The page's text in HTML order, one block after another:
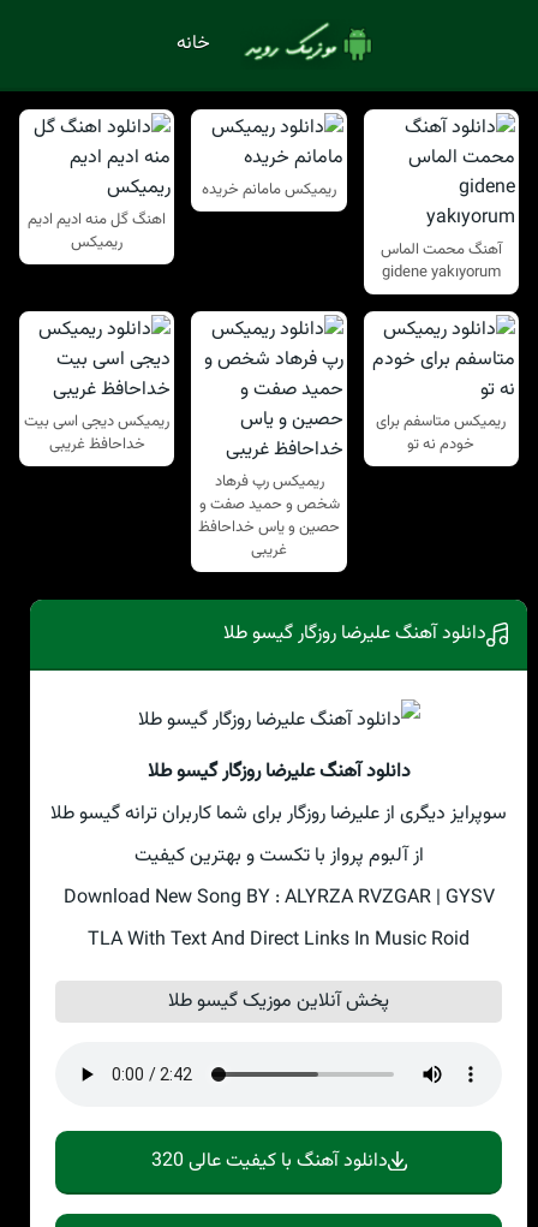
خانه
آهنگ محمت الماس
gidene yakıyorum
ریمیکس مامانم خریده
اهنگ گل منه ادیم ادیم
ریمیکس
ریمیکس متاسفم برای
خودم نه تو
ریمیکس رپ فرهاد
شخص و حمید صفت و
حصین و یاس خداحافظ
غریبی
ریمیکس دیجی اسی بیت
خداحافظ غریبی
دانلود آهنگ علیرضا روزگار گیسو طلا
دانلود آهنگ علیرضا روزگار گیسو طلا
سوپرایز دیگری از علیرضا روزگار برای شما کاربران ترانه گیسو طلا
از آلبوم پرواز با تکست و بهترین کیفیت
Download New Song BY : ALYRZA RVZGAR | GYSV
TLA With Text And Direct Links In Music Roid
پخش آنلاین موزیک گیسو طلا
دانلود آهنگ با کیفیت عالی 320